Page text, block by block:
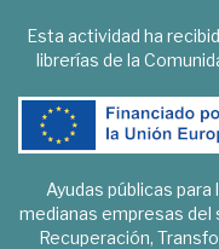
Esta actividad ha
librerías de la
Ayudas públicas
medianas empresas del
Recuperación,